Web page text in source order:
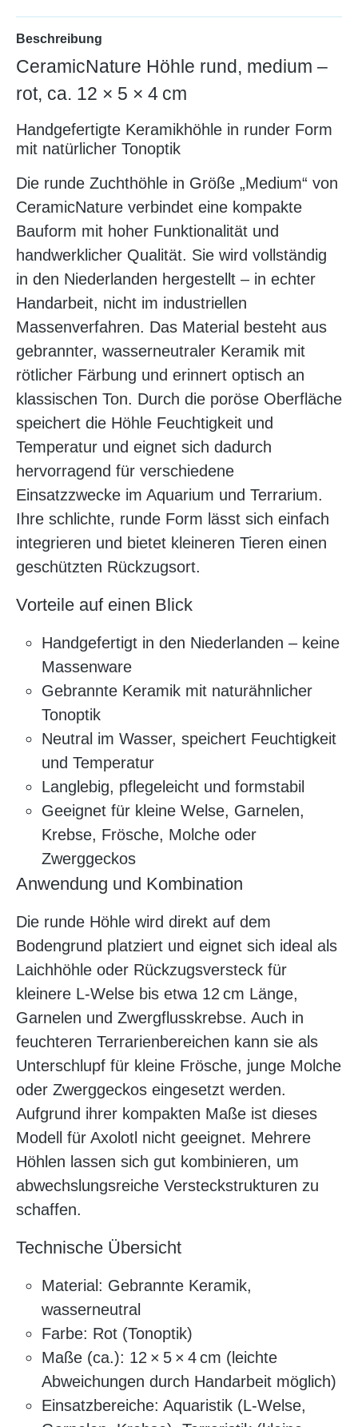
Beschreibung
CeramicNature Höhle rund, medium –
rot, ca. 12 × 5 × 4 cm
Handgefertigte Keramikhöhle in runder Form
mit natürlicher Tonoptik
Die runde Zuchthöhle in Größe „Medium“ von
CeramicNature verbindet eine kompakte
Bauform mit hoher Funktionalität und
handwerklicher Qualität. Sie wird vollständig
in den Niederlanden hergestellt – in echter
Handarbeit, nicht im industriellen
Massenverfahren. Das Material besteht aus
gebrannter, wasserneutraler Keramik mit
rötlicher Färbung und erinnert optisch an
klassischen Ton. Durch die poröse Oberfläche
speichert die Höhle Feuchtigkeit und
Temperatur und eignet sich dadurch
hervorragend für verschiedene
Einsatzzwecke im Aquarium und Terrarium.
Ihre schlichte, runde Form lässt sich einfach
integrieren und bietet kleineren Tieren einen
geschützten Rückzugsort.
Vorteile auf einen Blick
Handgefertigt in den Niederlanden – keine
Massenware
Gebrannte Keramik mit naturähnlicher
Tonoptik
Neutral im Wasser, speichert Feuchtigkeit
und Temperatur
Langlebig, pflegeleicht und formstabil
Geeignet für kleine Welse, Garnelen,
Krebse, Frösche, Molche oder
Zwerggeckos
Anwendung und Kombination
Die runde Höhle wird direkt auf dem
Bodengrund platziert und eignet sich ideal als
Laichhöhle oder Rückzugsversteck für
kleinere L-Welse bis etwa 12 cm Länge,
Garnelen und Zwergflusskrebse. Auch in
feuchteren Terrarienbereichen kann sie als
Unterschlupf für kleine Frösche, junge Molche
oder Zwerggeckos eingesetzt werden.
Aufgrund ihrer kompakten Maße ist dieses
Modell für Axolotl nicht geeignet. Mehrere
Höhlen lassen sich gut kombinieren, um
abwechslungsreiche Versteckstrukturen zu
schaffen.
Technische Übersicht
Material: Gebrannte Keramik,
wasserneutral
Farbe: Rot (Tonoptik)
Maße (ca.): 12 × 5 × 4 cm (leichte
Abweichungen durch Handarbeit möglich)
Einsatzbereiche: Aquaristik (L-Welse,